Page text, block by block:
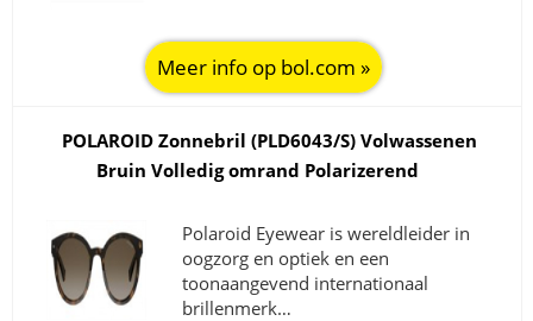
Meer info op bol.com »
POLAROID Zonnebril (PLD6043/S) Volwassenen
Bruin Volledig omrand Polarizerend
Polaroid Eyewear is wereldleider in
oogzorg en optiek en een
toonaangevend internationaal
brillenmerk…